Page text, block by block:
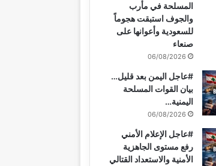
المسلحة في مأرب
والجوف استبقت هجوماً
للسعودية وأعوانها على
صنعاء
06/08/2026
#عاجل اليمن بعد قليل…
بيان القوات المسلحة
اليمنية…
06/08/2026
#عاجل الإعلام الأمني
رفع مستوى الجاهزية
الأمنية والاستعداد القتالي